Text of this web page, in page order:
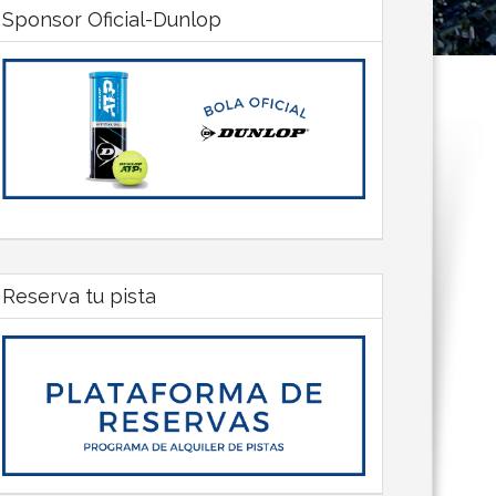
Sponsor Oficial-Dunlop
Reserva tu pista